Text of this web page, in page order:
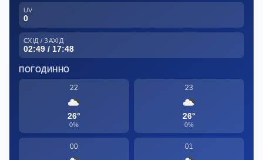
UV
0
СХІД / ЗАХІД
02:49 / 17:48
ПОГОДИННО
22
26°
0%
23
26°
0%
00 01